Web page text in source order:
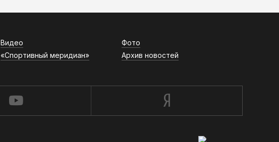
Видео
Фото
«Спортивный меридиан» Архив новостей